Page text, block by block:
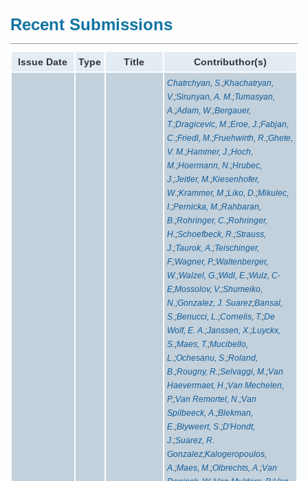
Recent Submissions
Issue Date Type Title Contributhor(s)
Chatrchyan, S.;Khachatryan,
V.;Sirunyan, A. M.;Tumasyan,
A.;Adam, W.;Bergauer,
T.;Dragicevic, M.;Eroe, J.;Fabjan,
C.;Friedl, M.;Fruehwirth, R.;Ghete,
V. M.;Hammer, J.;Hoch,
M.;Hoermann, N.;Hrubec,
J.;Jeitler, M.;Kiesenhofer,
W.;Krammer, M.;Liko, D.;Mikulec,
I.;Pernicka, M.;Rahbaran,
B.;Rohringer, C.;Rohringer,
H.;Schoefbeck, R.;Strauss,
J.;Taurok, A.;Teischinger,
F.;Wagner, P.;Waltenberger,
W.;Walzel, G.;Widl, E.;Wulz, C-
E;Mossolov, V.;Shumeiko,
N.;Gonzalez, J. Suarez;Bansal,
S.;Benucci, L.;Cornelis, T.;De
Wolf, E. A.;Janssen, X.;Luyckx,
S.;Maes, T.;Mucibello,
L.;Ochesanu, S.;Roland,
B.;Rougny, R.;Selvaggi, M.;Van
Haevermaet, H.;Van Mechelen,
P.;Van Remortel, N.;Van
Spilbeeck, A.;Blekman,
E.;Blyweert, S.;D'Hondt,
J.;Suarez, R.
Gonzalez;Kalogeropoulos,
A.;Maes, M.;Olbrechts, A.;Van